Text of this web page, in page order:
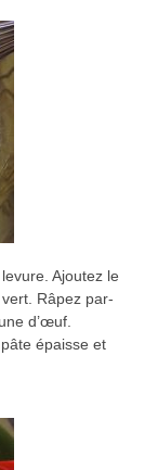
Ajoutez le
Râpez par-
d’œuf.
épaisse et